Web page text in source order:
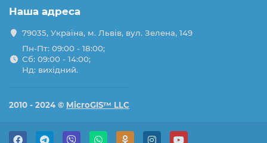
Наша адреса
79035, Україна, м. Львів, вул. Зелена, 149
Пн-Пт: 09:00 - 18:00;
Сб: 09:00 - 14:00;
Нд: вихідний.
2010 - 2024 © MicroGIS™ LLC